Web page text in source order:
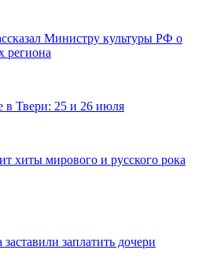
Министру культуры РФ о
региона
Твери: 25 и 26 июля
хиты мирового и русского рока
заплатить дочери